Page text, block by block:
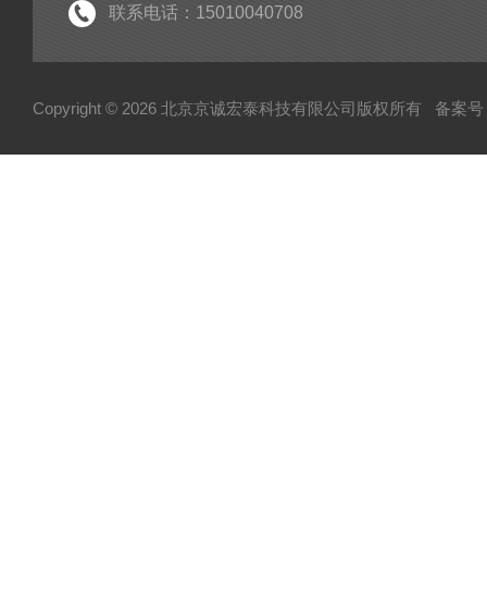
联系电话：15010040708
Copyright © 2026 北京京诚宏泰科技有限公司版权所有 备案号